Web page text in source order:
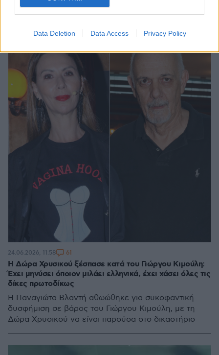
Data Deletion Data Access Privacy Policy
κατέβει στην Κρήτη για να προστατεύσουν το παιδάκι
- Τι είπε για τα περιστατικά κακοποίησης
Η Δώρα Χρυσικού ξέσπασε κατά του Γιώργου Κιμούλη:
Έχει μηνύσει όποιον μιλάει ελληνικά, έχει χάσει όλες τις
δίκες πρωτοδίκως
Η Παναγιώτα Βλαντή αθωώθηκε για συκοφαντική
δυσφήμιση σε βάρος του Γιώργου Κιμούλη, με τη
Δώρα Χρυσικού να είναι παρούσα στο δικαστήριο
24.06.2026, 11:58 61